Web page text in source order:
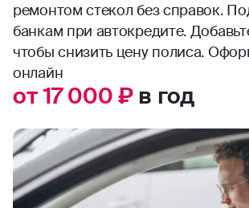
ремонтом стекол без справок.
банкам при автокредите.
чтобы снизить цену полиса.
онлайн
от 17 000 ₽в год